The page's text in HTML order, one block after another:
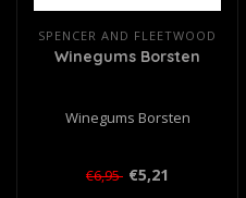
SPENCER AND FLEETWOOD
Winegums Borsten
Winegums Borsten
€6,95 €5,21